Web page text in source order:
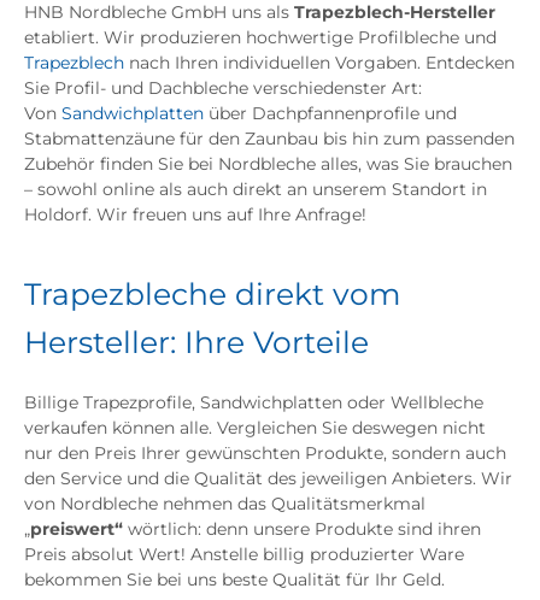
HNB Nordbleche GmbH uns als Trapezblech-Hersteller
etabliert. Wir produzieren hochwertige Profilbleche und
Trapezblech nach Ihren individuellen Vorgaben. Entdecken
Sie Profil- und Dachbleche verschiedenster Art:
Von Sandwichplatten über Dachpfannenprofile und
Stabmattenzäune für den Zaunbau bis hin zum passenden
Zubehör finden Sie bei Nordbleche alles, was Sie brauchen
– sowohl online als auch direkt an unserem Standort in
Holdorf. Wir freuen uns auf Ihre Anfrage!
Trapezbleche direkt vom
Hersteller: Ihre Vorteile
Billige Trapezprofile, Sandwichplatten oder Wellbleche
verkaufen können alle. Vergleichen Sie deswegen nicht
nur den Preis Ihrer gewünschten Produkte, sondern auch
den Service und die Qualität des jeweiligen Anbieters. Wir
von Nordbleche nehmen das Qualitätsmerkmal
„preiswert“ wörtlich: denn unsere Produkte sind ihren
Preis absolut Wert! Anstelle billig produzierter Ware
bekommen Sie bei uns beste Qualität für Ihr Geld.